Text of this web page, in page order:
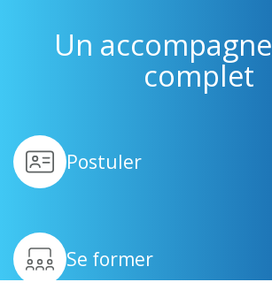
Un
complet
Postuler
Se former